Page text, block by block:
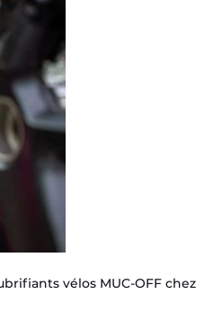
vélos MUC-OFF chez